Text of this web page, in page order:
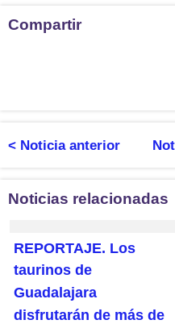
Compartir
< Noticia anterior
Noticias relacionadas
REPORTAJE. Los
taurinos de
Guadalajara
disfrutarán de más de